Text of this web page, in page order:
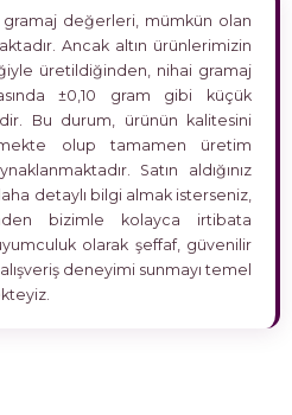
değerleri, mümkün olan
Ancak altın ürünlerimizin
üretildiğinden, nihai gramaj
±0,10 gram gibi küçük
Bu durum, ürünün kalitesini
olup tamamen üretim
Satın aldığınız
detaylı bilgi almak isterseniz,
bizimle kolayca irtibata
olarak şeffaf, güvenilir
deneyimi sunmayı temel